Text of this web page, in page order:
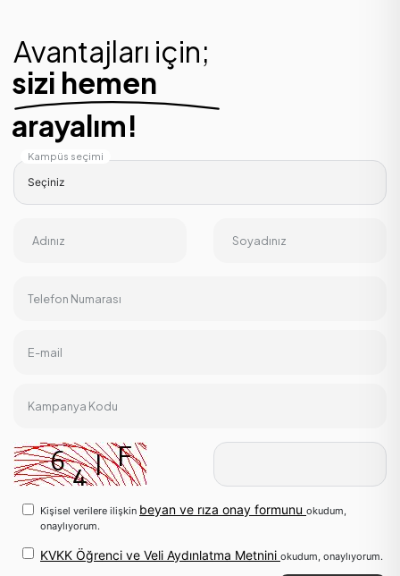
Avantajları için;
sizi hemen
arayalım!
Kampüs seçimi
Adınız Soyadınız
Telefon Numarası
E-mail
Kampanya Kodu
Kişisel verilere ilişkin beyan ve rıza onay formunu okudum,
onaylıyorum.
KVKK Öğrenci ve Veli Aydınlatma Metnini okudum, onaylıyorum.